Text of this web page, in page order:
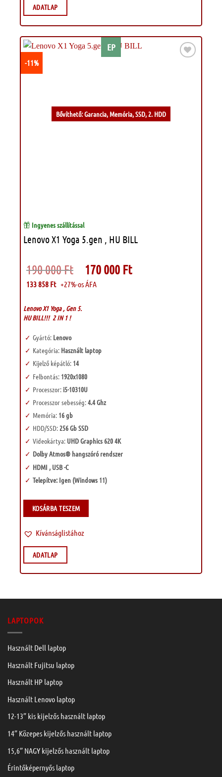
ADATLAP
EP
Bővíthető: Garancia, Memória, SSD, 2. HDD
-11%
Ingyenes szállítással
Lenovo X1 Yoga 5.gen , HU BILL
190 000Ft Original
price
was:
190
170 000 Ft
133 858 Ft +27%-os ÁFA
Lenovo X1 Yoga , Gen 5.
HU BILL!!! 2 IN 1 !
Gyártó: Lenovo
Kategória: Használt laptop
Kijelző képátló: 14
Felbontás:1920x1080
Processzor:i5-10310U
Processzor sebesség:4.4 Ghz
Memória:16 gb
HDD/SSD:256 Gb SSD
Videokártya: UHD Graphics 620 4K
Dolby Atmos® hangszóró rendszer
HDMI , USB -C
Telepítve: Igen (Windows 11)
KOSÁRBA TESZEM
Kívánságlistához
ADATLAP
LAPTOPOK
Használt Dell laptop
Használt Fujitsu laptop
Használt HP laptop
Használt Lenovo laptop
12-13” kis kijelzős használt laptop
14” Közepes kijelzős használt laptop
15,6” NAGY kijelzős használt laptop
Érintőképernyős laptop